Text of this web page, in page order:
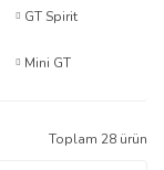
GT Spirit
Mini GT
Toplam 28 ürün